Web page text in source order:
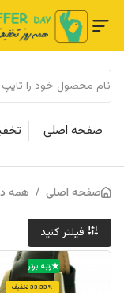
صفحه اصلی
صفحه اصلی / همه
رتبه برتر
33.33% تخفیف